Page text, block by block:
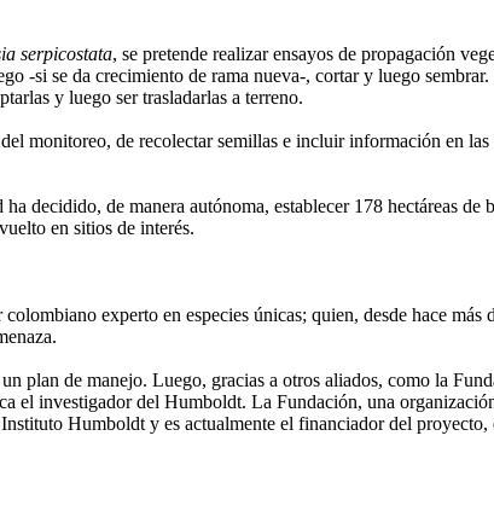
serpicostata, se pretende realizar ensayos de propagación
-si se da crecimiento de rama nueva-, cortar y luego
y luego ser trasladarlas a terreno.
monitoreo, de recolectar semillas e incluir información en
decidido, de manera autónoma, establecer 178 hectáreas
en sitios de interés.
experto en especies únicas; quien, desde hace más
plan de manejo. Luego, gracias a otros aliados, como la
el investigador del Humboldt. La Fundación, una
Humboldt y es actualmente el financiador del